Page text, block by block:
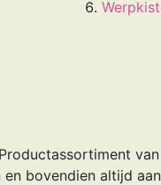
bovendien altijd